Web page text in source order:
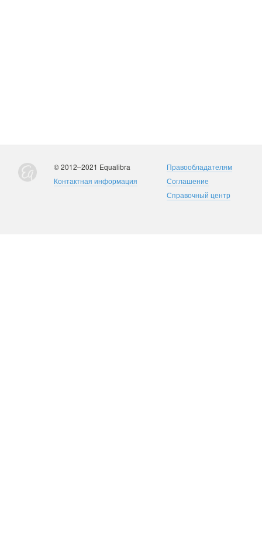
© 2012–2021 Equalibra
Контактная информация
Правообладателям
Соглашение
Справочный центр